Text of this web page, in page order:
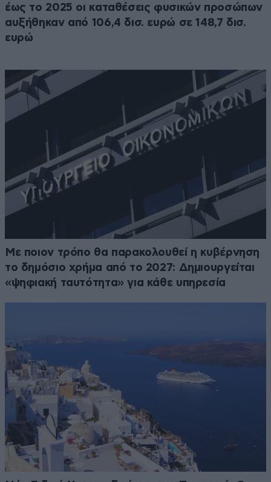
έως το 2025 οι καταθέσεις φυσικών προσώπων
αυξήθηκαν από 106,4 δισ. ευρώ σε 148,7 δισ.
ευρώ
Με ποιον τρόπο θα παρακολουθεί η κυβέρνηση
το δημόσιο χρήμα από το 2027: Δημιουργείται
«ψηφιακή ταυτότητα» για κάθε υπηρεσία